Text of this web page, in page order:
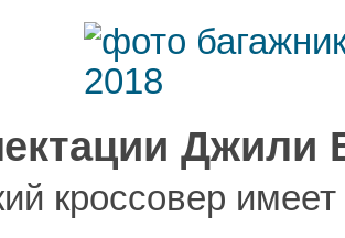
Джили
кроссовер